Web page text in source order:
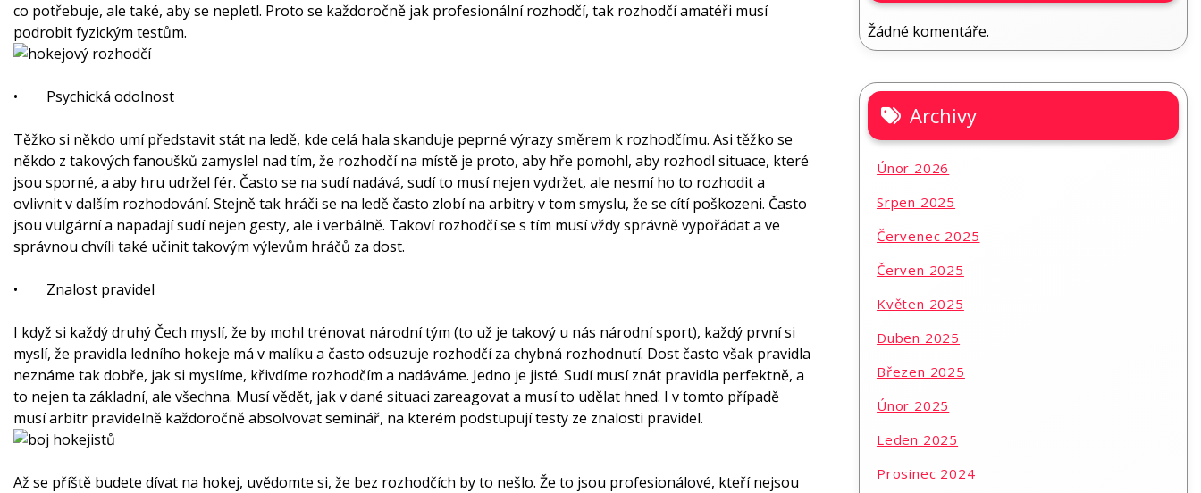
co potřebuje, ale také, aby se nepletl. Proto se každoročně jak profesionální rozhodčí, tak rozhodčí amatéři musí
podrobit fyzickým testům.
• Psychická odolnost
Těžko si někdo umí představit stát na ledě, kde celá hala skanduje peprné výrazy směrem k rozhodčímu. Asi těžko se
někdo z takových fanoušků zamyslel nad tím, že rozhodčí na místě je proto, aby hře pomohl, aby rozhodl situace, které
jsou sporné, a aby hru udržel fér. Často se na sudí nadává, sudí to musí nejen vydržet, ale nesmí ho to rozhodit a
ovlivnit v dalším rozhodování. Stejně tak hráči se na ledě často zlobí na arbitry v tom smyslu, že se cítí poškozeni. Často
jsou vulgární a napadají sudí nejen gesty, ale i verbálně. Takoví rozhodčí se s tím musí vždy správně vypořádat a ve
správnou chvíli také učinit takovým výlevům hráčů za dost.
• Znalost pravidel
I když si každý druhý Čech myslí, že by mohl trénovat národní tým (to už je takový u nás národní sport), každý první si
myslí, že pravidla ledního hokeje má v malíku a často odsuzuje rozhodčí za chybná rozhodnutí. Dost často však pravidla
neznáme tak dobře, jak si myslíme, křivdíme rozhodčím a nadáváme. Jedno je jisté. Sudí musí znát pravidla perfektně, a
to nejen ta základní, ale všechna. Musí vědět, jak v dané situaci zareagovat a musí to udělat hned. I v tomto případě
musí arbitr pravidelně každoročně absolvovat seminář, na kterém podstupují testy ze znalosti pravidel.
Až se příště budete dívat na hokej, uvědomte si, že bez rozhodčích by to nešlo. Že to jsou profesionálové, kteří nejsou
Žádné komentáře.
Archivy
Únor 2026
Srpen 2025
Červenec 2025
Červen 2025
Květen 2025
Duben 2025
Březen 2025
Únor 2025
Leden 2025
Prosinec 2024